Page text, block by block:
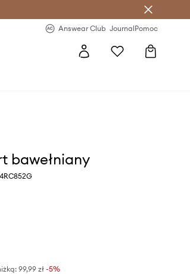
Answear Club JournalPomoc
bawełniany
99,99 zł -5%